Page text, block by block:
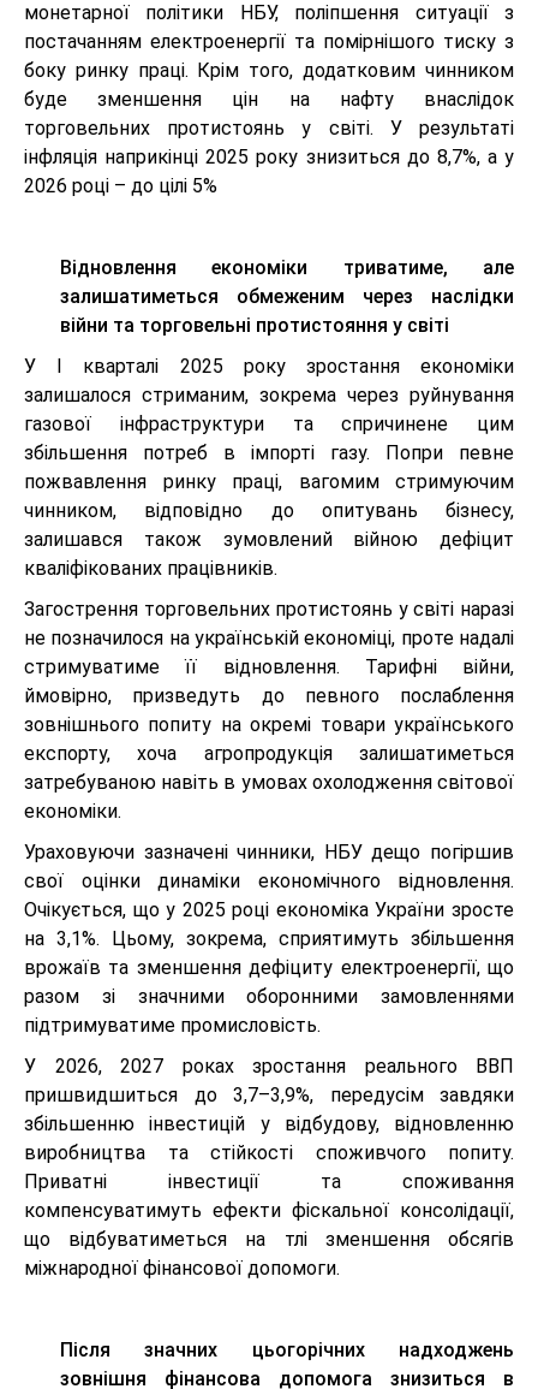
монетарної політики НБУ, поліпшення ситуації з
постачанням електроенергії та помірнішого тиску з
боку ринку праці. Крім того, додатковим чинником
буде зменшення цін на нафту внаслідок
торговельних протистоянь у світі. У результаті
інфляція наприкінці 2025 року знизиться до 8,7%, а у
2026 році – до цілі 5%
Відновлення економіки триватиме, але
залишатиметься обмеженим через наслідки
війни та торговельні протистояння у світі
У І кварталі 2025 року зростання економіки
залишалося стриманим, зокрема через руйнування
газової інфраструктури та спричинене цим
збільшення потреб в імпорті газу. Попри певне
пожвавлення ринку праці, вагомим стримуючим
чинником, відповідно до опитувань бізнесу,
залишався також зумовлений війною дефіцит
кваліфікованих працівників.
Загострення торговельних протистоянь у світі наразі
не позначилося на українській економіці, проте надалі
стримуватиме її відновлення. Тарифні війни,
ймовірно, призведуть до певного послаблення
зовнішнього попиту на окремі товари українського
експорту, хоча агропродукція залишатиметься
затребуваною навіть в умовах охолодження світової
економіки.
Ураховуючи зазначені чинники, НБУ дещо погіршив
свої оцінки динаміки економічного відновлення.
Очікується, що у 2025 році економіка України зросте
на 3,1%. Цьому, зокрема, сприятимуть збільшення
врожаїв та зменшення дефіциту електроенергії, що
разом зі значними оборонними замовленнями
підтримуватиме промисловість.
У 2026, 2027 роках зростання реального ВВП
пришвидшиться до 3,7–3,9%, передусім завдяки
збільшенню інвестицій у відбудову, відновленню
виробництва та стійкості споживчого попиту.
Приватні інвестиції та споживання
компенсуватимуть ефекти фіскальної консолідації,
що відбуватиметься на тлі зменшення обсягів
міжнародної фінансової допомоги.
Після значних цьогорічних надходжень
зовнішня фінансова допомога знизиться в